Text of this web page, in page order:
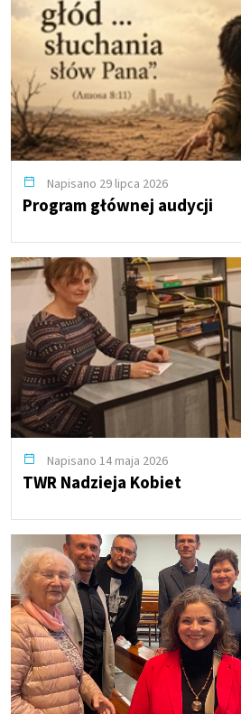
Napisano 29 lipca 2026
Program głównej audycji
Napisano 14 maja 2026
TWR Nadzieja Kobiet